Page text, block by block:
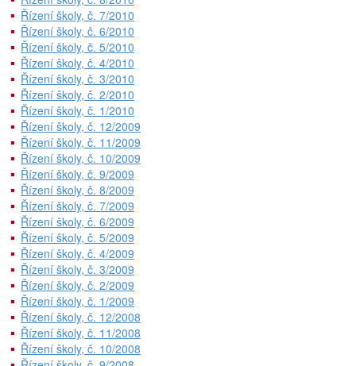
Řízení školy, č. 7/2010
Řízení školy, č. 6/2010
Řízení školy, č. 5/2010
Řízení školy, č. 4/2010
Řízení školy, č. 3/2010
Řízení školy, č. 2/2010
Řízení školy, č. 1/2010
Řízení školy, č. 12/2009
Řízení školy, č. 11/2009
Řízení školy, č. 10/2009
Řízení školy, č. 9/2009
Řízení školy, č. 8/2009
Řízení školy, č. 7/2009
Řízení školy, č. 6/2009
Řízení školy, č. 5/2009
Řízení školy, č. 4/2009
Řízení školy, č. 3/2009
Řízení školy, č. 2/2009
Řízení školy, č. 1/2009
Řízení školy, č. 12/2008
Řízení školy, č. 11/2008
Řízení školy, č. 10/2008